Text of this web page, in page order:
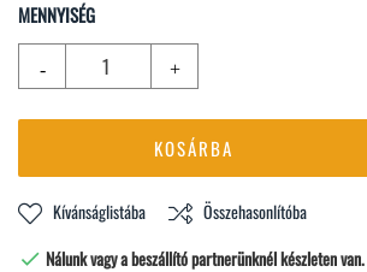
MENNYISÉG
KOSÁRBA
Kívánságlistába Összehasonlítóba
 Nálunk vagy a beszállító partnerünknél készleten van.